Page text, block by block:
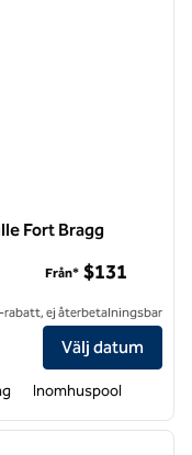
Fort Bragg
Hilton Fayetteville Fort
Från* $131
rabatt, ej återbetalningsbar
Välj datum
Inomhuspool
nästa